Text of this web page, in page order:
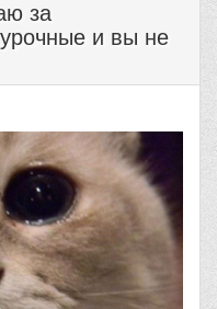
за
и вы не